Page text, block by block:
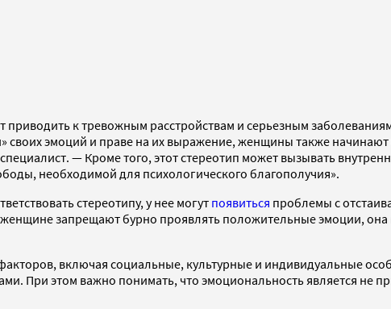
к тревожным расстройствам и серьезным
своих эмоций и праве на их выражение, женщины также
— Кроме того, этот стереотип может вызывать
необходимой для психологического благополучия».
стереотипу, у нее могут появиться проблемы с
запрещают бурно проявлять положительные эмоции, она
включая социальные, культурные и индивидуальные
При этом важно понимать, что эмоциональность является не